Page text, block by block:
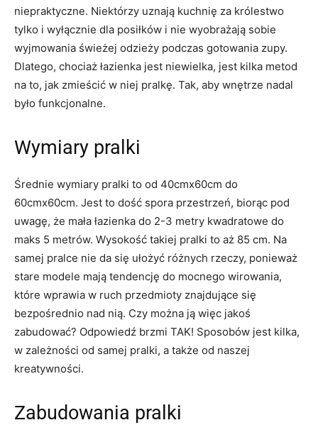
niepraktyczne. Niektórzy uznają kuchnię za królestwo
tylko i wyłącznie dla posiłków i nie wyobrażają sobie
wyjmowania świeżej odzieży podczas gotowania zupy.
Dlatego, chociaż łazienka jest niewielka, jest kilka metod
na to, jak zmieścić w niej pralkę. Tak, aby wnętrze nadal
było funkcjonalne.
Wymiary pralki
Średnie wymiary pralki to od 40cmx60cm do
60cmx60cm. Jest to dość spora przestrzeń, biorąc pod
uwagę, że mała łazienka do 2-3 metry kwadratowe do
maks 5 metrów. Wysokość takiej pralki to aż 85 cm. Na
samej pralce nie da się ułożyć różnych rzeczy, ponieważ
stare modele mają tendencję do mocnego wirowania,
które wprawia w ruch przedmioty znajdujące się
bezpośrednio nad nią. Czy można ją więc jakoś
zabudować? Odpowiedź brzmi TAK! Sposobów jest kilka,
w zależności od samej pralki, a także od naszej
kreatywności.
Zabudowania pralki